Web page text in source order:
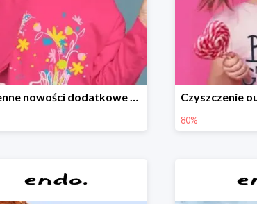
Wiosenne nowości dodatkowe -20%
80%